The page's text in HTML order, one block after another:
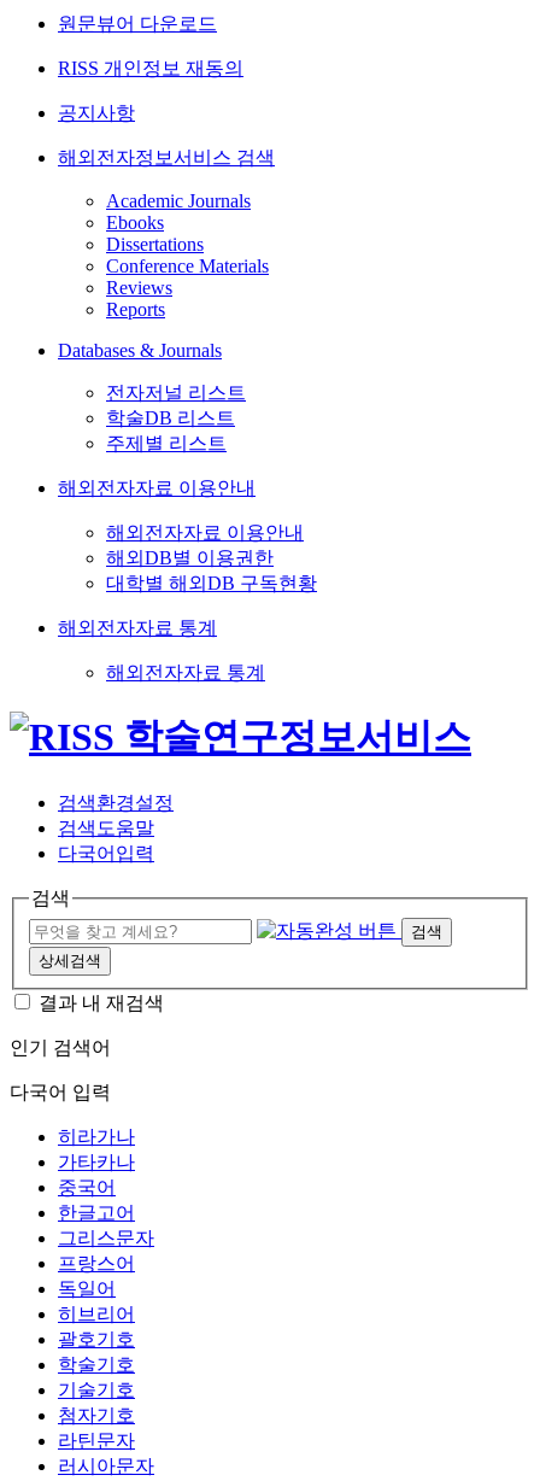
원문뷰어 다운로드
RISS 개인정보 재동의
공지사항
해외전자정보서비스 검색
Academic Journals
Ebooks
Dissertations
Conference Materials
Reviews
Reports
Databases & Journals
전자저널 리스트
학술DB 리스트
주제별 리스트
해외전자자료 이용안내
해외전자자료 이용안내
해외DB별 이용권한
대학별 해외DB 구독현황
해외전자자료 통계
해외전자자료 통계
검색환경설정
검색도움말
다국어입력
검색
검색
상세검색
결과 내 재검색
인기 검색어
다국어 입력
히라가나
가타카나
중국어
한글고어
그리스문자
프랑스어
독일어
히브리어
괄호기호
학술기호
기술기호
첨자기호
라틴문자
러시아문자